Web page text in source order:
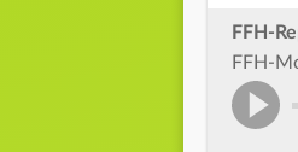
FFH-
FFH-